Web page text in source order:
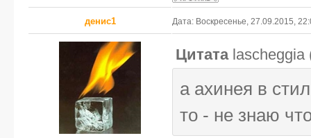
денис1 Дата: Воскресенье, 27.09.2015,
Цитата lascheggia
а ахинея в
то - не знаю